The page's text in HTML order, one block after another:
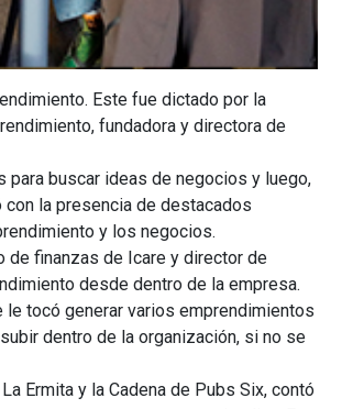
Este fue dictado por la
fundadora y directora de
buscar ideas de negocios y luego,
con la presencia de destacados
y los negocios.
de finanzas de Icare y director de
desde dentro de la empresa.
tocó generar varios emprendimientos
dentro de la organización, si no se
Ermita y la Cadena de Pubs Six, contó